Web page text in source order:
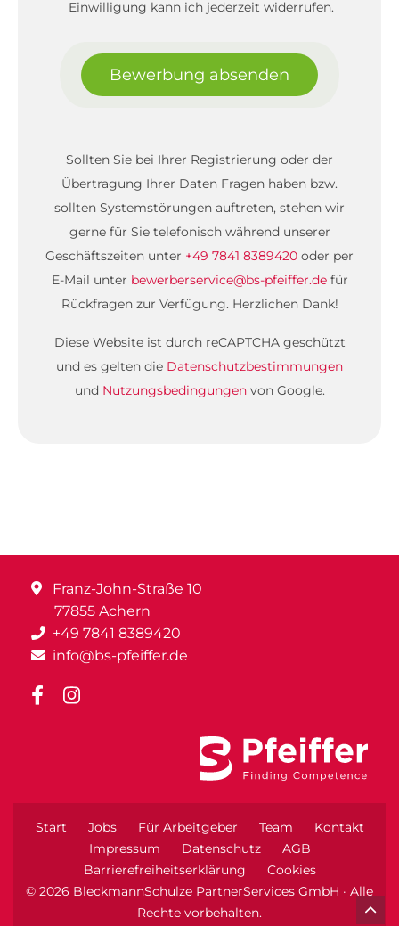
Einwilligung kann ich jederzeit widerrufen.
Bewerbung absenden
Sollten Sie bei Ihrer Registrierung oder der
Übertragung Ihrer Daten Fragen haben bzw.
sollten Systemstörungen auftreten, stehen wir
gerne für Sie telefonisch während unserer
Geschäftszeiten unter +49 7841 8389420 oder per
E-Mail unter bewerberservice@bs-pfeiffer.defür
Rückfragen zur Verfügung. Herzlichen Dank!
Diese Website ist durch reCAPTCHA geschützt
und es gelten die Datenschutzbestimmungen
und Nutzungsbedingungenvon Google.
Franz-John-Straße 10
77855 Achern
+49 7841 8389420
info@bs-pfeiffer.de
Start Jobs Für Arbeitgeber Team
Kontakt
Impressum
Datenschutz
AGB
Barrierefreiheitserklärung
Cookies
© 2026 BleckmannSchulze PartnerServices GmbH · Alle
Rechte vorbehalten.